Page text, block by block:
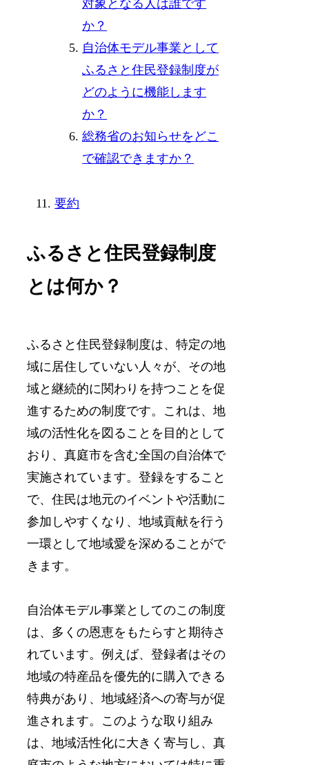
対象となる人は誰です
か？
自治体モデル事業として
ふるさと住民登録制度が
どのように機能します
か？
総務省のお知らせをどこ
で確認できますか？
要約
ふるさと住民登録制度
とは何か？
ふるさと住民登録制度は、特定の地
域に居住していない人々が、その地
域と継続的に関わりを持つことを促
進するための制度です。これは、地
域の活性化を図ることを目的として
おり、真庭市を含む全国の自治体で
実施されています。登録をすること
で、住民は地元のイベントや活動に
参加しやすくなり、地域貢献を行う
一環として地域愛を深めることがで
きます。
自治体モデル事業としてのこの制度
は、多くの恩恵をもたらすと期待さ
れています。例えば、登録者はその
地域の特産品を優先的に購入できる
特典があり、地域経済への寄与が促
進されます。このような取り組み
は、地域活性化に大きく寄与し、真